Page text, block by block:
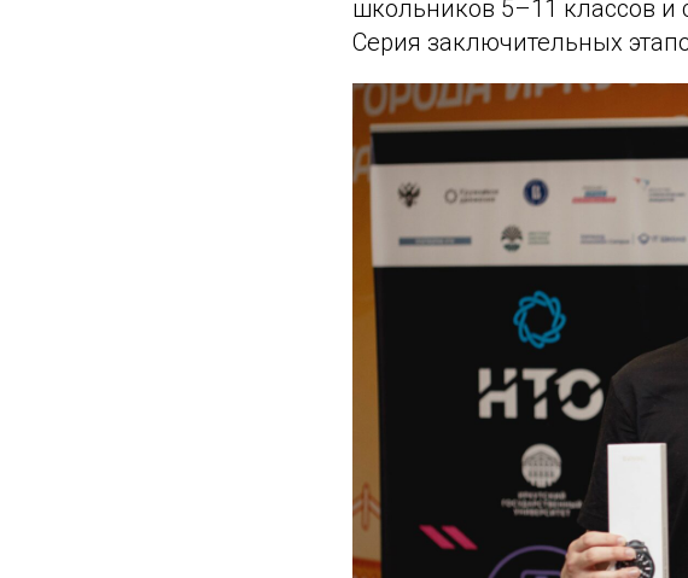
школьников 5–11 классов и
Серия заключительных